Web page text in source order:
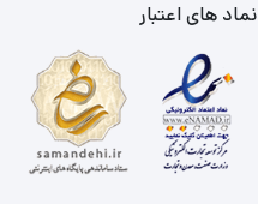
نماد های اعتبار